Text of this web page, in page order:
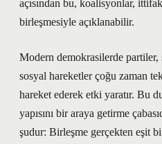
açısından bu, koalisyonlar,
birleşmesiyle açıklanabilir.
Modern demokrasilerde
sosyal hareketler çoğu zaman
hareket ederek etki yaratır. Bu
yapısını bir araya getirme
şudur: Birleşme gerçekten eşit